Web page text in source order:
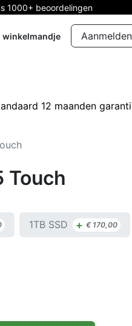
1000+ beoordelingen
winkelmandje Aanmelden
12 maanden
Touch
1TB SSD + € 170,00